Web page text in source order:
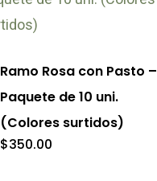
Ramo Rosa con Pasto –
Paquete de 10 uni.
(Colores surtidos)
$350.00